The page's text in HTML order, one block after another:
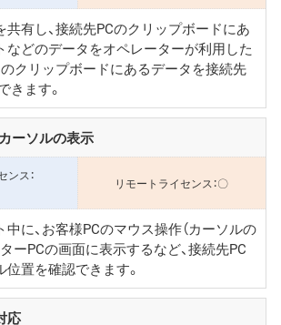
共有し、接続先PCのクリップボードにあ
などのデータをオペレーターが利用した
のクリップボードにあるデータを接続先
きます。
ーソルの表示
〇
に、お客様PCのマウス操作（カーソルの
ーPCの画面に表示するなど、接続先PC
置を確認できます。
応